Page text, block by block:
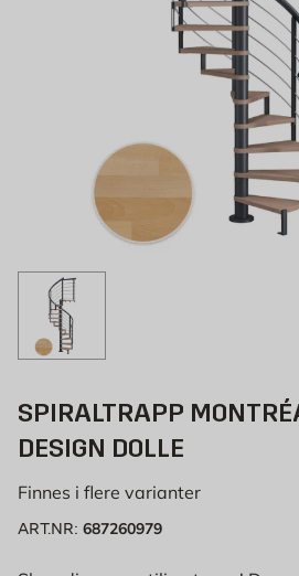
SPIRALTRAPP
DESIGN DOLLE
Finnes i flere varianter
ART.NR: 687260979